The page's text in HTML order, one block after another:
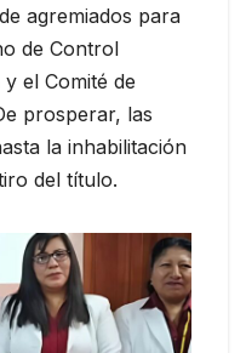
agremiados para
de Control
el Comité de
prosperar, las
la inhabilitación
del título.